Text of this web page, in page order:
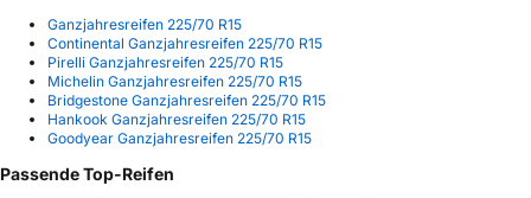
Ganzjahresreifen 225/70 R15
Continental Ganzjahresreifen 225/70 R15
Pirelli Ganzjahresreifen 225/70 R15
Michelin Ganzjahresreifen 225/70 R15
Bridgestone Ganzjahresreifen 225/70 R15
Hankook Ganzjahresreifen 225/70 R15
Goodyear Ganzjahresreifen 225/70 R15
Passende Top-Reifen